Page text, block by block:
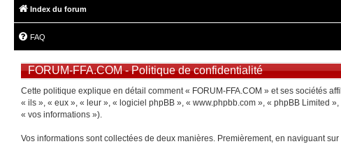
Index du forum
FAQ
FORUM-FFA.COM - Politique de confidentialité
Cette politique explique en détail comment « FORUM-FFA.COM » et ses sociétés
« ils », « eux », « leur », « logiciel phpBB », « www.phpbb.com », « phpBB Limited
« vos informations »).
Vos informations sont collectées de deux manières. Premièrement, en naviguant